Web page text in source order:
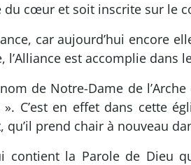
du cœur et soit inscrite sur le
car aujourd’hui encore
l’Alliance est accomplie
de Notre-Dame de
C’est en effet dans cette
prend chair à nouveau
contient la Parole de